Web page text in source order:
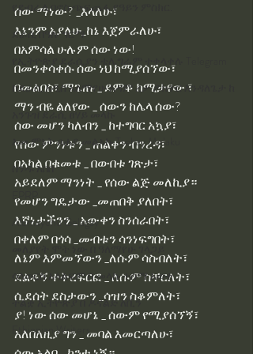
የደብረ ሊባኖስ ጭፍጨፋ የዓይን ምስክር.
ደራሲ በዓሉ ግርማ
ከደራሲ አዲስ አለማየሁ አዳም ረታ ዶክተር እንዳለጌታ ከ
አንጉዝ ደራሲ ፀሃይ መላኩ
እመ ምኔት ፀሐይ መልአኩ Tsehay Melaku
ስንዱ አበበ
EPRP
Alemayehu Gelagay
መለያየት ሞት ነው በ ዓለማየሁ ገላጋይ
ሳላወርስ አላልፍም በ መላኩ ተሰማ አወቀ
ትልቋ ኢትዮጵያ በ ዶናልድ ለቪን
Ethiopian Writers
ሰው ማነው? _እላለሁ፣
እኔንም አያለሁ_ከኔ እጀምራለሁ፣
በአምሳል ሁሉም ሰው ነው!
በመንቀሳቀሱ ሰው ነህ ከሚያሰኘው፣
በመልበስ፣ ማጌጡ _ ደምቆ ከሚታየው ፣
ማን ብዬ ልለየው _ ሰውን ከሌላ ሰው?
ሰው መሆን ካለብን _ ከተግባር አኳያ፣
የሰው ምንነቱን _ ጠልቀን ብንረዳ፣
በአካል በቁመቱ _ በውበቱ ገጽታ፣
አይደለም ማንነት _ የሰው ልጅ መለኪያ።
የመሆን ግዴታው _መጠበቅ ያለበት፣
እኛነታችንን _ አውቀን ስንሰራበት፣
በቀለም በጎሳ _መብቱን ሳንነፍግበት፣
ለኔም እምመኘውን _ለሱም ሳስብለት፣
ደልቶኝ ተትረፍርፎ _ ለሱም ስቸርለት፣
ሲደሰት ደስታውን _ሳዝን ስቆምለት፣
ያ! ነው ሰው መሆኔ _ ሰውም የሚያሰኘኝ፣
አለበለዚያ ግን _ መባል እመርጣለሁ፣